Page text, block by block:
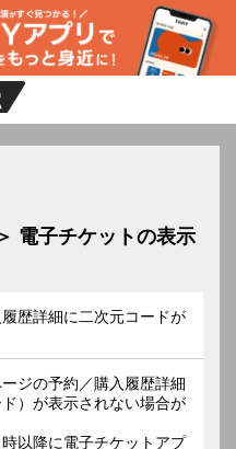
電子チケットの表示
歴詳細に二次元コードが
ジの予約／購入履歴詳細
）が表示されない場合が
以降に電子チケットアプ